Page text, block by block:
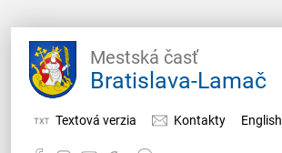
Mestská časť
Bratislava-Lamač
Textová verzia Kontakty English